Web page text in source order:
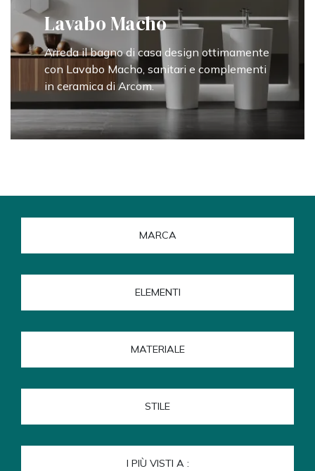
Lavabo Macho
Arreda il bagno di casa design ottimamente
con Lavabo Macho, sanitari e complementi
in ceramica di Arcom.
MARCA
ELEMENTI
MATERIALE
STILE
I PIÙ VISTI A :